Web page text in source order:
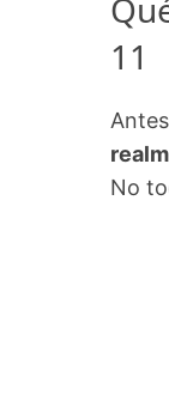
11
No